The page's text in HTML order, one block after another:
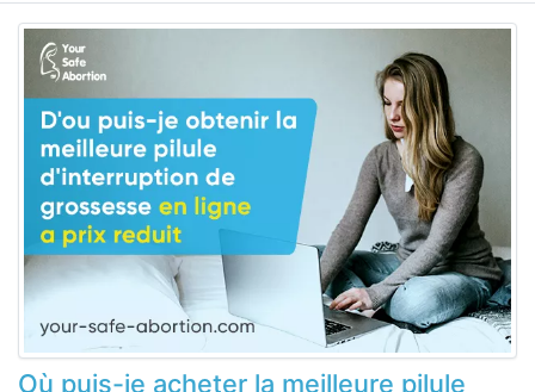
Où puis-je acheter la meilleure pilule